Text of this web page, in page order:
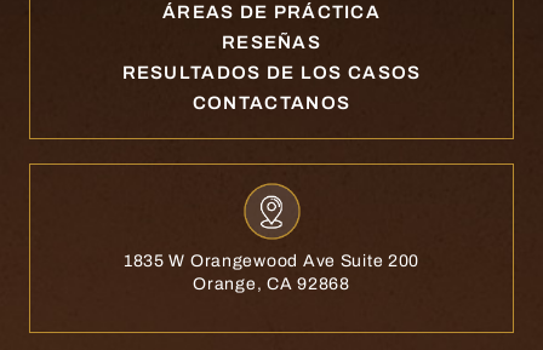
ÁREAS DE PRÁCTICA
RESEÑAS
RESULTADOS DE LOS CASOS
CONTACTANOS
1835 W Orangewood Ave Suite 200
Orange, CA 92868